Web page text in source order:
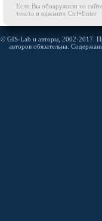
Если Вы обнаружили на
текста и нажмите Ctrl+Enter
© GIS-Lab и авторы, 2002-2017.
авторов обязательна.